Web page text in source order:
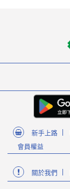
新手上路
會員權益
關於我們